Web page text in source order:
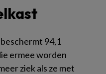
94,1
ermee worden
ziek als ze met